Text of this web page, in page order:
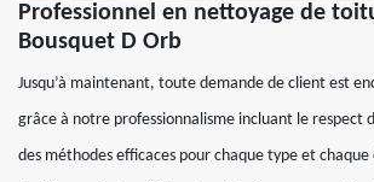
Professionnel en nettoyage de
Bousquet D Orb
Jusqu’à maintenant, toute demande de client est
grâce à notre professionnalisme incluant le respect
des méthodes efficaces pour chaque type et